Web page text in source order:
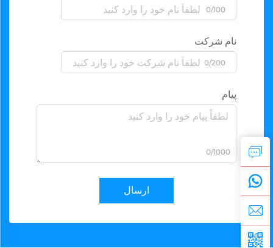
0/100
نام شرکت
0/200
پیام
0/1000
ارسال